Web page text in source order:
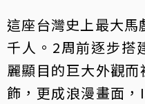
這座台灣史上最大
千人。2周前逐步搭
麗顯目的巨大外觀
飾，更成浪漫畫面